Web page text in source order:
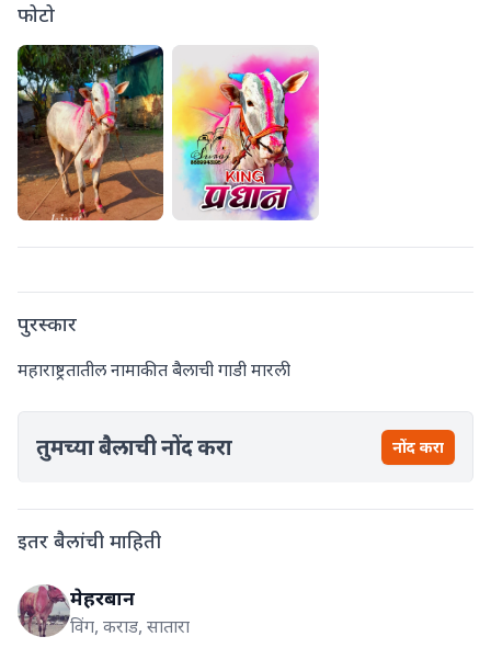
फोटो
पुरस्कार
महाराष्ट्रतातील नामाकीत बैलाची गाडी मारली
तुमच्या बैलाची नोंद करा नोंद करा
इतर बैलांची माहिती
मेहरबान
विंग, कराड, सातारा